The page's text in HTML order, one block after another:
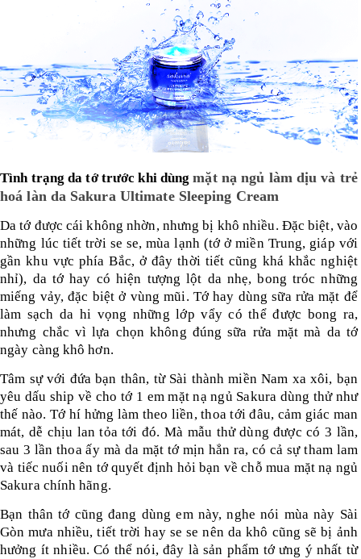
Shop All Brand A-
Z
Tình trạng da tớ trước khi dùngmặt nạ ngủ làm dịu và trẻ
hoá làn da Sakura Ultimate Sleeping Cream
Da tớ được cái không nhờn, nhưng bị khô nhiều. Đặc biệt, vào
những lúc tiết trời se se, mùa lạnh (tớ ở miền Trung, giáp với
gần khu vực phía Bắc, ở đây thời tiết cũng khá khắc nghiệt
nhỉ), da tớ hay có hiện tượng lột da nhẹ, bong tróc những
miếng vảy, đặc biệt ở vùng mũi. Tớ hay dùng sữa rửa mặt để
làm sạch da hi vọng những lớp vẩy có thể được bong ra,
nhưng chắc vì lựa chọn không đúng sữa rửa mặt mà da tớ
ngày càng khô hơn.
Tâm sự với đứa bạn thân, từ Sài thành miền Nam xa xôi, bạn
yêu dấu ship về cho tớ 1 em mặt nạ ngủ Sakura dùng thử như
thế nào. Tớ hí hửng làm theo liền, thoa tới đâu, cảm giác man
mát, dễ chịu lan tỏa tới đó. Mà mẫu thử dùng được có 3 lần,
sau 3 lần thoa ấy mà da mặt tớ mịn hẳn ra, có cả sự tham lam
và tiếc nuối nên tớ quyết định hỏi bạn về chỗ mua mặt nạ ngủ
Sakura chính hãng.
Bạn thân tớ cũng đang dùng em này, nghe nói mùa này Sài
Gòn mưa nhiều, tiết trời hay se se nên da khô cũng sẽ bị ảnh
hưởng ít nhiều. Có thể nói, đây là sản phẩm tớ ưng ý nhất từ